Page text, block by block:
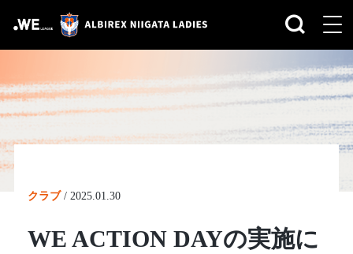
クラブ / 2025.01.30
WE ACTION DAYの実施に